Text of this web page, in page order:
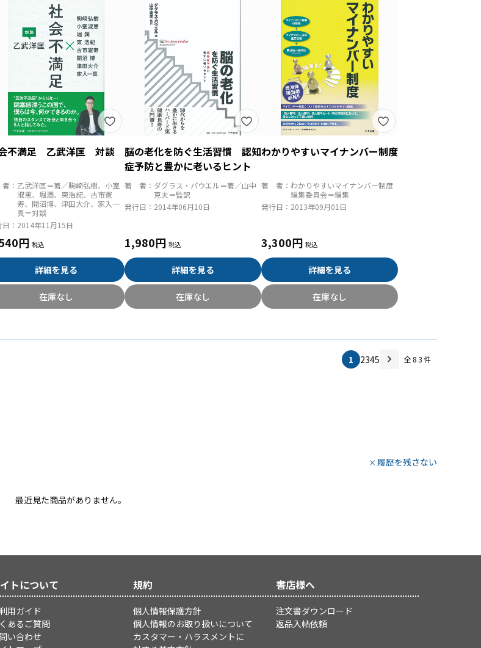
不満足 乙武洋匡 対談
： 乙武洋匡＝著／駒崎弘樹、小室
淑恵、堀潤、東浩紀、古市憲
寿、開沼博、津田大介、家入一
真＝対談
： 2014年11月15日
円
詳細を見る
在庫なし
脳の老化を防ぐ生活習慣 認知
症予防と豊かに老いるヒント
著 者： ダグラス・パウエル＝著／山中
克夫＝監訳
発行日： 2014年06月10日
1,980円
詳細を見る
在庫なし
わかりやすいマイナンバー制度
著 者： わかりやすいマイナンバー制度
編集委員会＝編集
発行日： 2013年09月01日
3,300円
詳細を見る
在庫なし
1 2345 全 83件
最近見た商品がありません。
履歴を残さない
トについて
用ガイド
あるご質問
い合わせ
規約
個人情報保護方針
個人情報のお取り扱いについて
カスタマー・ハラスメントに
書店様へ
注文書ダウンロード
返品入帖依頼